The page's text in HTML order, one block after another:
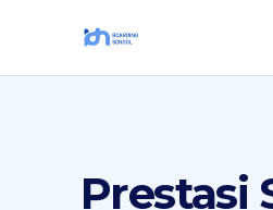
Prestasi